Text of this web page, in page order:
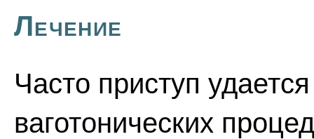
Лечение
Часто приступ
ваготонических